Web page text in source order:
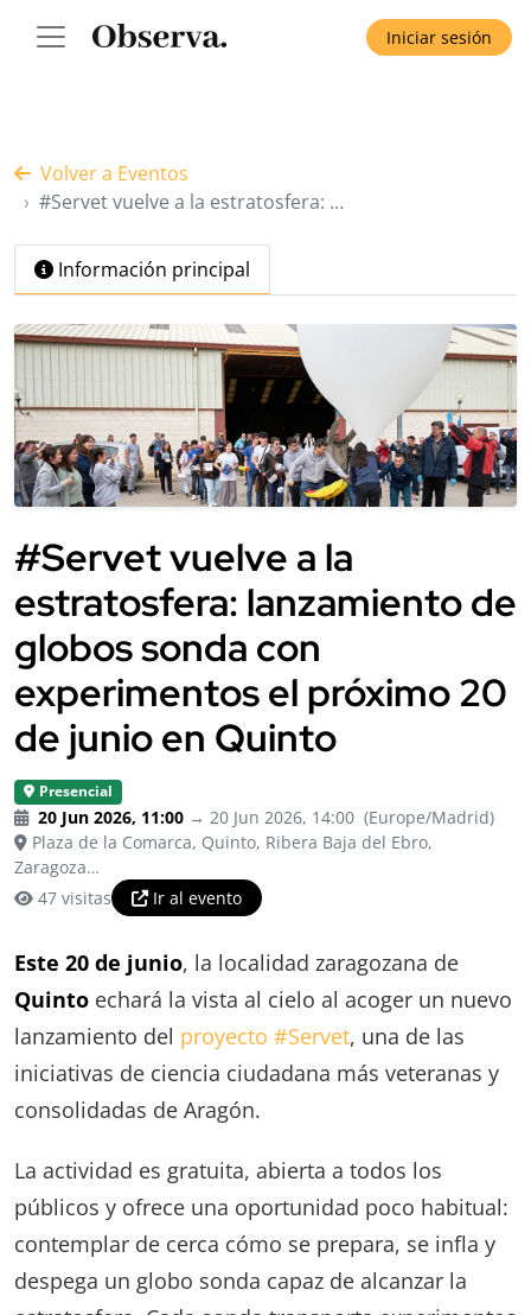
Iniciar sesión
Volver a Eventos
#Servet vuelve a la estratosfera: …
Información principal
#Servet vuelve a la
estratosfera: lanzamiento de
globos sonda con
experimentos el próximo 20
de junio en Quinto
Presencial
20 Jun 2026, 11:00 → 20 Jun 2026, 14:00 (Europe/Madrid)
Plaza de la Comarca, Quinto, Ribera Baja del Ebro,
Zaragoza…
47 visitas
Ir al evento
Este 20 de junio, la localidad zaragozana de
Quinto echará la vista al cielo al acoger un nuevo
lanzamiento del proyecto #Servet, una de las
iniciativas de ciencia ciudadana más veteranas y
consolidadas de Aragón.
La actividad es gratuita, abierta a todos los
públicos y ofrece una oportunidad poco habitual:
contemplar de cerca cómo se prepara, se infla y
despega un globo sonda capaz de alcanzar la